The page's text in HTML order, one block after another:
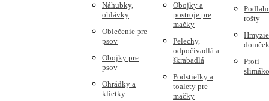
Náhubky,
ohlávky
Oblečenie pre
psov
Obojky pre
psov
Ohrádky a
klietky
Obojky a
postroje pre
mačky
Pelechy,
odpočívadlá a
škrabadlá
Podstielky a
toalety pre
mačky
rošty
Hmyzie
Proti